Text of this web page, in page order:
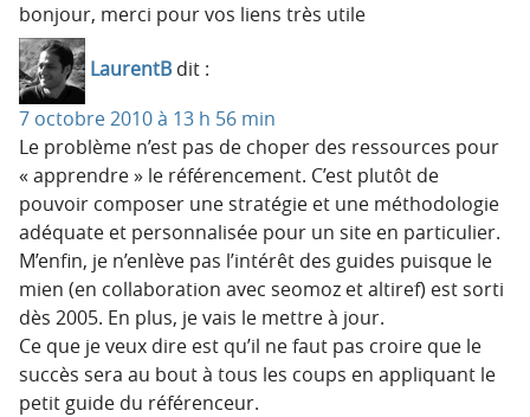
bonjour, merci pour vos liens très utile
LaurentB dit :
7 octobre 2010 à 13 h 56 min
Le problème n’est pas de choper des ressources pour
« apprendre » le référencement. C’est plutôt de
pouvoir composer une stratégie et une méthodologie
adéquate et personnalisée pour un site en particulier.
M’enfin, je n’enlève pas l’intérêt des guides puisque le
mien (en collaboration avec seomoz et altiref) est sorti
dès 2005. En plus, je vais le mettre à jour.
Ce que je veux dire est qu’il ne faut pas croire que le
succès sera au bout à tous les coups en appliquant le
petit guide du référenceur.